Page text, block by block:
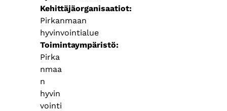
Kehittäjäorganisaatiot
Pirkanmaan
hyvinvointialue
Toimintaympäristö
Pirka
nmaa
n
hyvin
vointi